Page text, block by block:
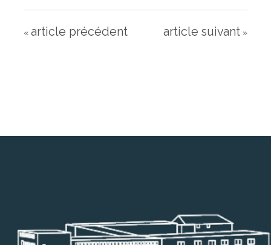
EHPAD CANDÉ
EHPAD OUDON
«article précédent article suivant»